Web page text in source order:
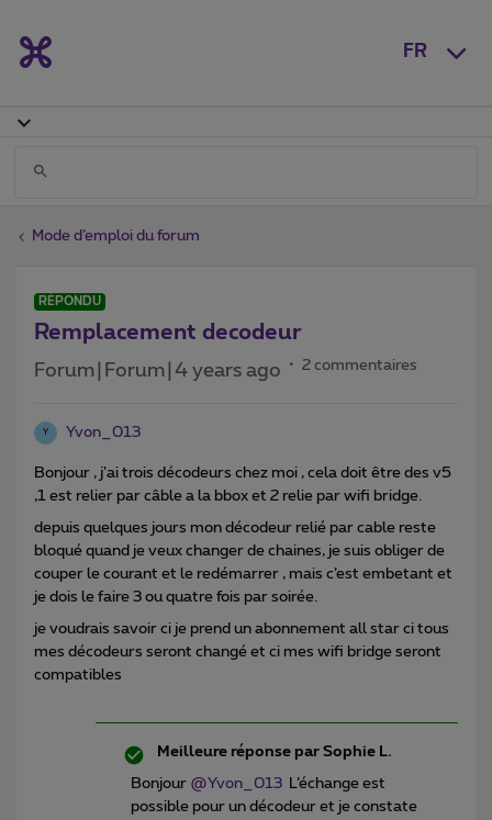
FR
Mode d’emploi du forum
RÉPONDU
Remplacement decodeur
Forum|Forum|4 years ago 2 commentaires
Y Yvon_013
Bonjour , j’ai trois décodeurs chez moi , cela doit être des v5
,1 est relier par câble a la bbox et 2 relie par wifi bridge.
depuis quelques jours mon décodeur relié par cable reste
bloqué quand je veux changer de chaines, je suis obliger de
couper le courant et le redémarrer , mais c’est embetant et
je dois le faire 3 ou quatre fois par soirée.
je voudrais savoir ci je prend un abonnement all star ci tous
mes décodeurs seront changé et ci mes wifi bridge seront
compatibles
Meilleure réponse par Sophie L.
Bonjour @Yvon_013 L’échange est
possible pour un décodeur et je constate